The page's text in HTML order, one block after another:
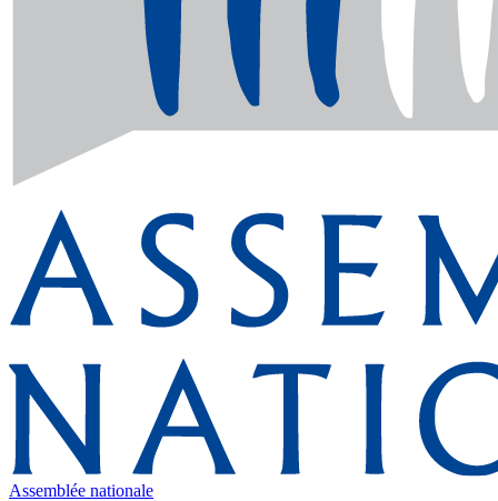
Assemblée nationale